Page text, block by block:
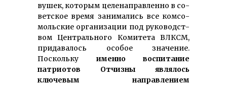
ву­шек, ко­то­рым це­ле­на­прав­лен­но в со­
вет­ское вре­мя за­ни­ма­лись все ком­со­
моль­ские ор­га­ни­за­ции под ру­ко­вод­ст­
вом Цент­раль­но­го Ко­ми­те­та ВЛКСМ,
при­давалось особое значение.
Поскольку именно воспитание
патриотов Отчизны являлось
ключевым направлением